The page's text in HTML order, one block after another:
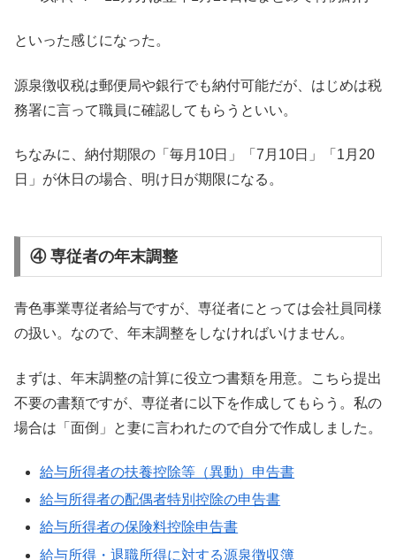
といった感じになった。
源泉徴収税は郵便局や銀行でも納付可能だが、はじめは税
務署に言って職員に確認してもらうといい。
ちなみに、納付期限の「毎月10日」「7月10日」「1月20
日」が休日の場合、明け日が期限になる。
④ 専従者の年末調整
青色事業専従者給与ですが、専従者にとっては会社員同様
の扱い。なので、年末調整をしなければいけません。
まずは、年末調整の計算に役立つ書類を用意。こちら提出
不要の書類ですが、専従者に以下を作成してもらう。私の
場合は「面倒」と妻に言われたので自分で作成しました。
給与所得者の扶養控除等（異動）申告書
給与所得者の配偶者特別控除の申告書
給与所得者の保険料控除申告書
給与所得・退職所得に対する源泉徴収簿